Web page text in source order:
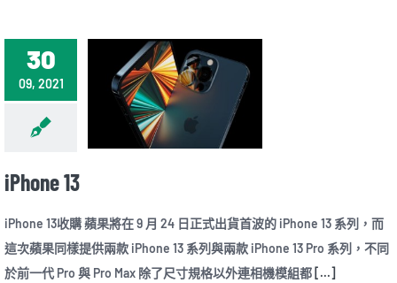
30
09, 2021
iPhone 13
iPhone 13收購 蘋果將在 9 月 24 日正式出貨首波的 iPhone 13 系列，而
這次蘋果同樣提供兩款 iPhone 13 系列與兩款 iPhone 13 Pro 系列，不同
於前一代 Pro 與 Pro Max 除了尺寸規格以外連相機模組都 [...]